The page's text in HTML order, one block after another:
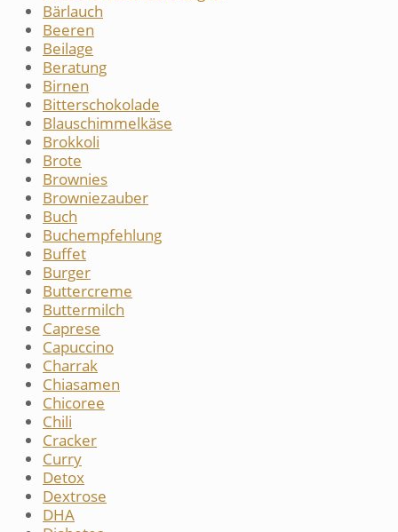
Bärlauch
Beeren
Beilage
Beratung
Birnen
Bitterschokolade
Blauschimmelkäse
Brokkoli
Brote
Brownies
Browniezauber
Buch
Buchempfehlung
Buffet
Burger
Buttercreme
Buttermilch
Caprese
Capuccino
Charrak
Chiasamen
Chicoree
Chili
Cracker
Curry
Detox
Dextrose
DHA